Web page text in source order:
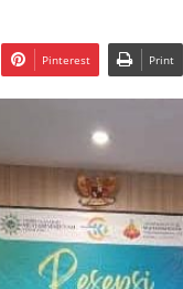
Pinterest Print